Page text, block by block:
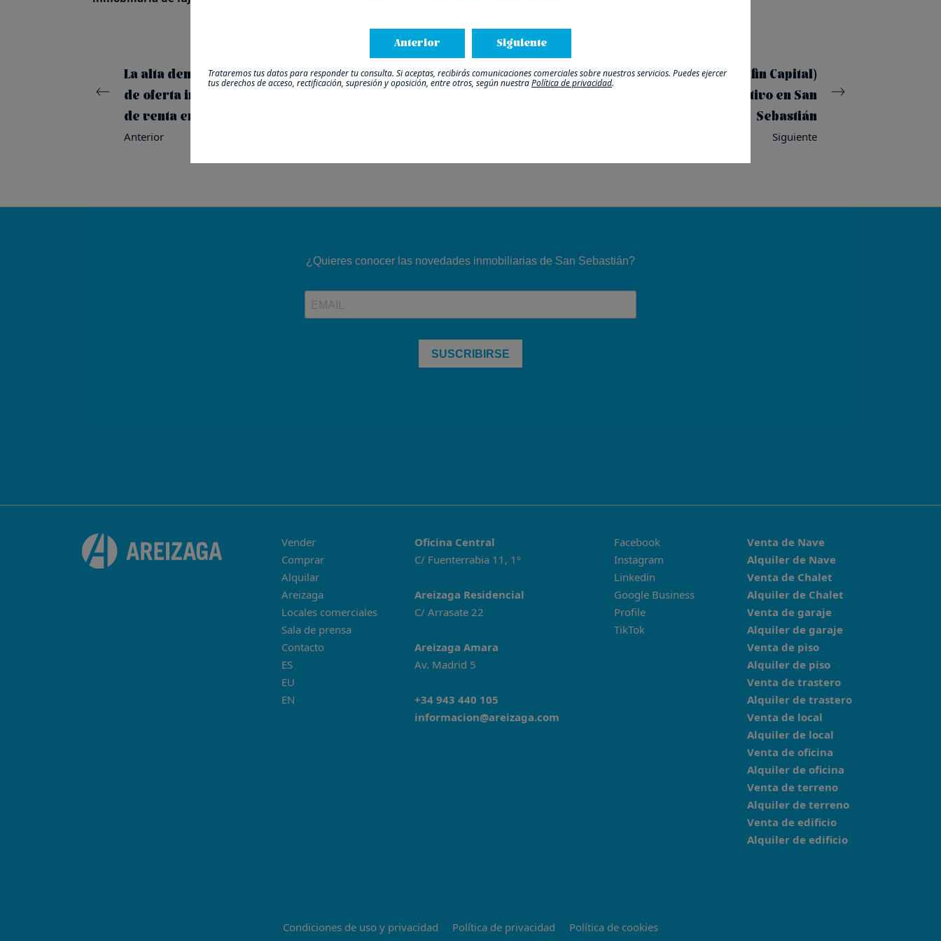
La alta demanda de pisos de lujo y la falta
de oferta incrementan el precio medio
de venta en San Sebastián
Anterior
La SOCIMI Inbest (Corpfin Capital)
desinvierte su último activo en San
Sebastián
Siguiente
Vender
Comprar
Alquilar
Areizaga
Locales comerciales
Sala de prensa
Contacto
ES
EU
EN
Oficina Central
C/ Fuenterrabia 11, 1º
Areizaga Residencial
C/ Arrasate 22
Areizaga Amara
Av. Madrid 5
+34 943 440 105
informacion@areizaga.com
Facebook
Instagram
Linkedin
Google Business
Profile
TikTok
Venta de Nave
Alquiler de Nave
Venta de Chalet
Alquiler de Chalet
Venta de garaje
Alquiler de garaje
Venta de piso
Alquiler de piso
Venta de trastero
Alquiler de trastero
Venta de local
Alquiler de local
Venta de oficina
Alquiler de oficina
Venta de terreno
Alquiler de terreno
Venta de edificio
Alquiler de edificio
Condiciones de uso y privacidad Política de privacidad Política de cookies
Anterior Siguiente
Trataremos tus datos para responder tu consulta. Si aceptas, recibirás comunicaciones comerciales sobre nuestros servicios. Puedes ejercer
tus derechos de acceso, rectificación, supresión y oposición, entre otros, según nuestraPolítica de privacidad.